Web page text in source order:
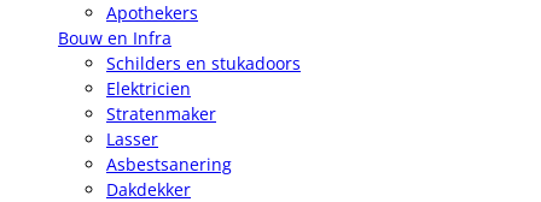
Apothekers
Bouw en Infra
Schilders en stukadoors
Elektricien
Stratenmaker
Lasser
Asbestsanering
Dakdekker